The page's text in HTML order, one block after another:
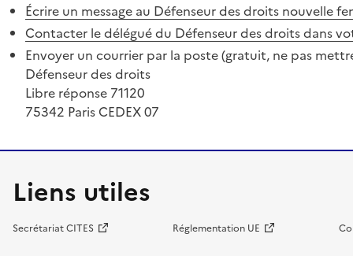
Écrire un message au Défenseur des droits nouvelle
Contacter le délégué du Défenseur des droits dans
Envoyer un courrier par la poste (gratuit, ne pas
Défenseur des droits
Libre réponse 71120
75342 Paris CEDEX 07
Liens utiles
Secrétariat CITES Réglementation UE